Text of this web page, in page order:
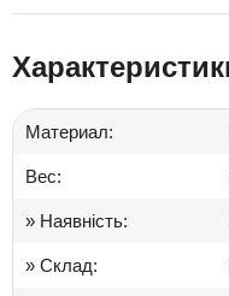
Материал:
Вес:
» Наявність:
» Склад: